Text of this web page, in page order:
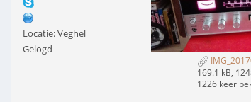
Locatie: Veghel
Gelogd
169.1 kB,
1226 keer